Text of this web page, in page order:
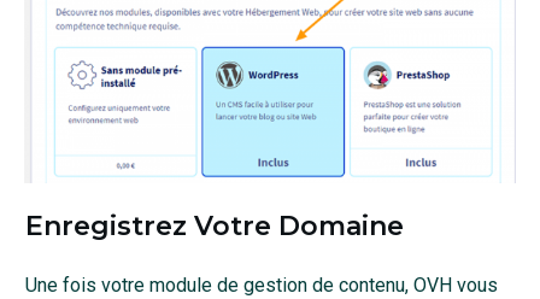
Enregistrez Votre Domaine
Une fois votre module de gestion de contenu, OVH vous